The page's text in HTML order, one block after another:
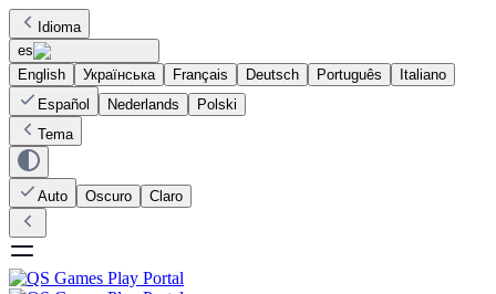
Idioma
es
English
Українська Français Deutsch Português
Italiano
Español
Nederlands
Polski
Tema
Auto Oscuro Claro